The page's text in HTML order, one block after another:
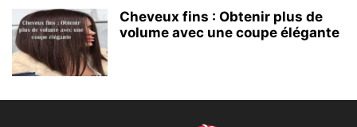
Cheveux fins : Obtenir plus de
volume avec une coupe élégante